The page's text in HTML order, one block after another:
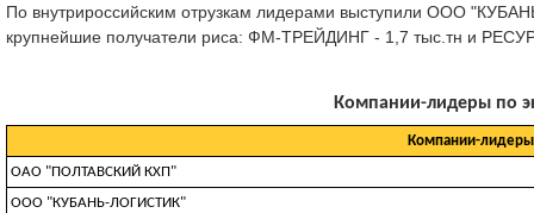
По внутрироссийским отрузкам лидерами выступили ООО
крупнейшие получатели риса: ФМ-ТРЕЙДИНГ - 1,7 тыс.тн и
Компании-лидеры по
Компании-лидеры
ОАО "ПОЛТАВСКИЙ КХП"
ООО "КУБАНЬ-ЛОГИСТИК"